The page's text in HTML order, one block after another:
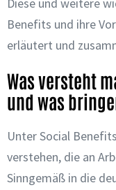
Benefits und ihre
erläutert und
Was versteht
und was
Unter Social
verstehen, die an
Sinngemäß in die